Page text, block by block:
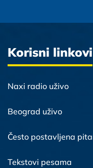
Korisni linkovi
Naxi radio uživo
Beograd uživo
Često postavljena
Tekstovi pesama